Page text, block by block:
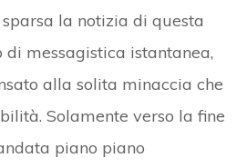
la notizia di questa
messagistica istantanea,
alla solita minaccia che
Solamente verso la fine
piano piano